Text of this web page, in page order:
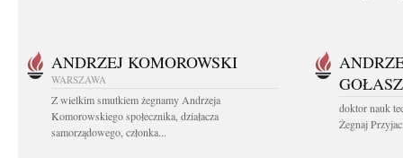
ANDRZEJ KOMOROWSKI
WARSZAWA
Z wielkim smutkiem żegnamy Andrzeja
Komorowskiego społecznika, działacza
samorządowego, członka...
doktor nauk
Żegnaj